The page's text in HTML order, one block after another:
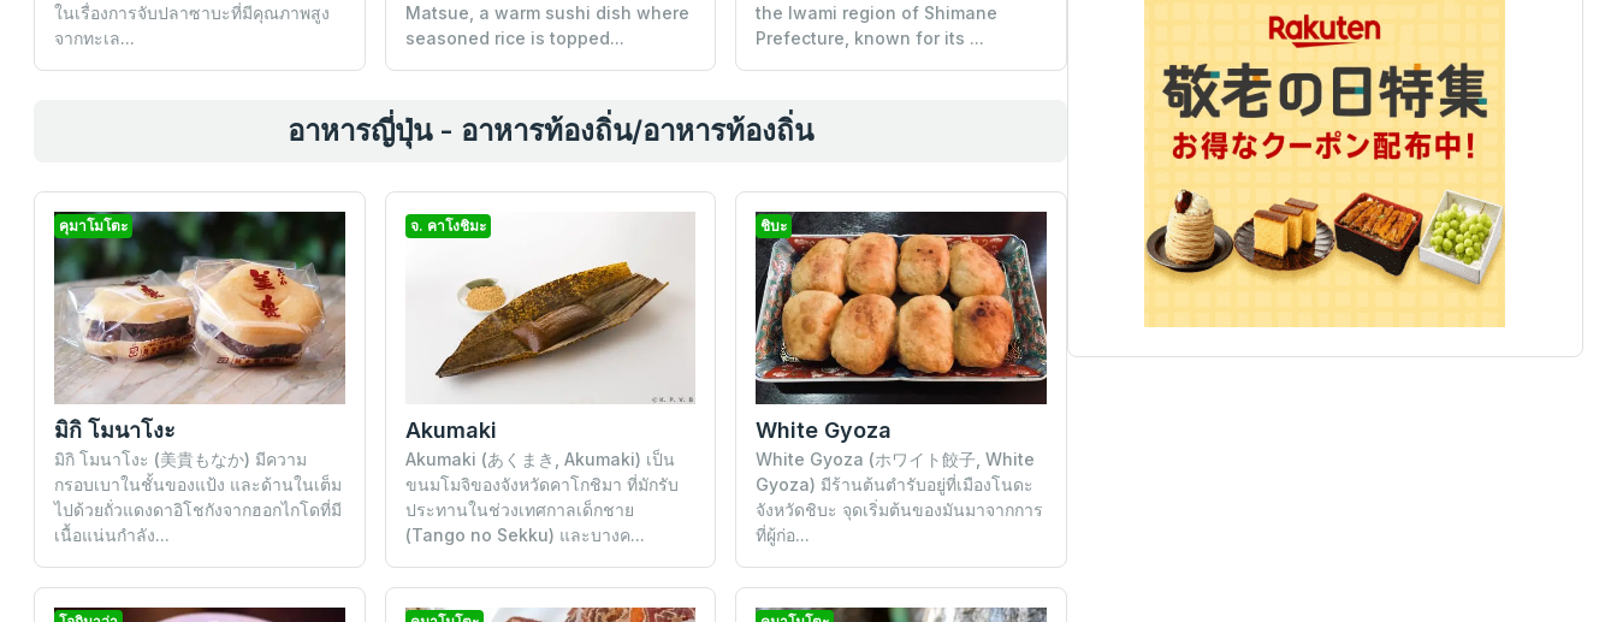
ในเรื่องการจับปลาซาบะที่มีคุณภาพสูง
จากทะเล...
Matsue, a warm sushi dish where
seasoned rice is topped...
the Iwami region of Shimane
Prefecture, known for its ...
อาหารญี่ปุ่น - อาหารท้องถิ่น/อาหารท้องถิ่น
คุมาโมโตะ
มิกิ โมนาโงะ
มิกิ โมนาโงะ (美貴もなか) มีความ
กรอบเบาในชั้นของแป้ง และด้านในเต็ม
ไปด้วยถั่วแดงดาอิโชกังจากฮอกไกโดที่มี
เนื้อแน่นกำลัง...
จ. คาโงชิมะ
Akumaki
Akumaki (あくまき, Akumaki) เป็น
ขนมโมจิของจังหวัดคาโกชิมา ที่มักรับ
ประทานในช่วงเทศกาลเด็กชาย
(Tango no Sekku) และบางค...
ชิบะ
White Gyoza
White Gyoza (ホワイト餃子, White
Gyoza) มีร้านต้นตำรับอยู่ที่เมืองโนดะ
จังหวัดชิบะ จุดเริ่มต้นของมันมาจากการ
ที่ผู้ก่อ...